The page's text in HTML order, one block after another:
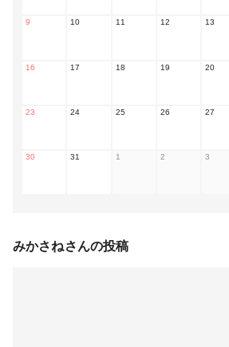
9 10 11 12 13
16 17 18 19 20
23 24 25 26 27
30 31 1 2 3
みかさねさんの投稿